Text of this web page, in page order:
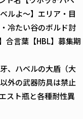
ルよ～】エリア・目
冷たい谷のボルド討
合言葉【HBL】募集期
ハベルの大盾（大
外の武器防具は禁止
スト瓶と各種耐性異